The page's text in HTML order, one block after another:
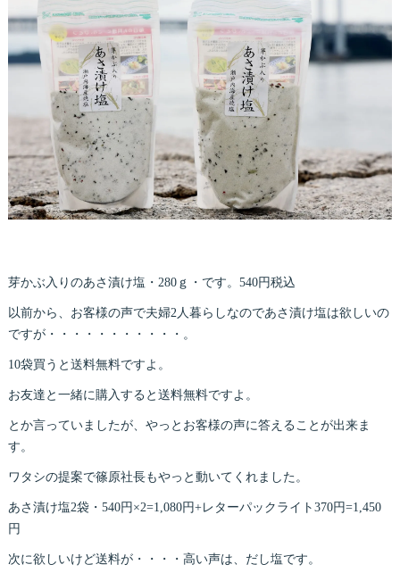
芽かぶ入りのあさ漬け塩・280ｇ・です。540円税込
以前から、お客様の声で夫婦2人暮らしなのであさ漬け塩は欲しいの
ですが・・・・・・・・・・・。
10袋買うと送料無料ですよ。
お友達と一緒に購入すると送料無料ですよ。
とか言っていましたが、やっとお客様の声に答えることが出来ま
す。
ワタシの提案で篠原社長もやっと動いてくれました。
あさ漬け塩2袋・540円×2=1,080円+レターパックライト370円=1,450
円
次に欲しいけど送料が・・・・高い声は、だし塩です。